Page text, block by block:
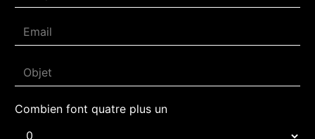
Combien font quatre plus un